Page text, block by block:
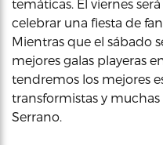
temáticas. El viernes
celebrar una fiesta de
Mientras que el sábado
mejores galas playeras
tendremos los mejores
transformistas y muchas
Serrano.